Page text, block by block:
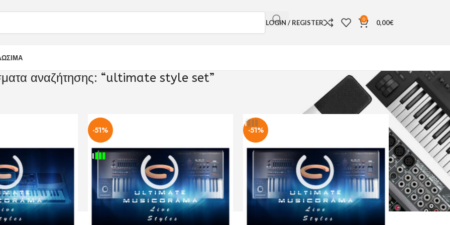
LOGIN / REGISTER 0 0,00€
αναζήτησης: “ultimate style set”
-51% -51%